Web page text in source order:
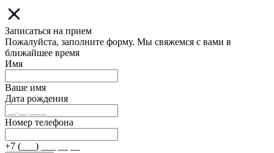
Записаться на прием
Пожалуйста, заполните форму. Мы свяжемся с вами в
ближайшее время
Имя
Ваше имя
Дата рождения
Номер телефона
+7 (___) ___ __ __